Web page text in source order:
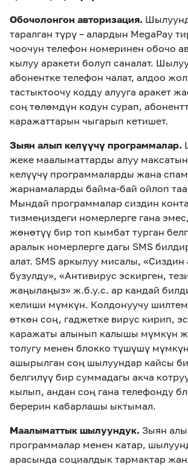
Обочолонгон авторизация.
таралган түрү – алардын MegaPay
чоочун телефон номеринен обочо
кылуу аракети болуп саналат.
абонентке телефон чалат, алдоо
тастыктоочу кодду алууга аракет
соң төлөмдүн кодун сурап,
каражаттарын чыгарып кетишет.
Зыян алып келүүчү программалар.
жеке маалыматтарды алуу
келүүчү программаларды жана
жарнамаларды байма-бай ойлоп
Мындай программалар сиздин
тизмеңиздеги номерлерге гана
жөнөтүү бир топ кымбат турган
аралык номерлерге дагы SMS
алат. SMS аркылуу мисалы, «Сиздин
бузулду», «Антивирус эскирген,
жаңылаңыз» ж.б.у.с. ар кандай
келиши мүмкүн. Колдонуучу
өткөн соң, гаджетке вирус кирип,
каражаты алынып калышы мүмкүн
толугу менен блокко түшүшү
ашырылган соң шылуундар кайсы
белгилүү бир суммадагы акча
кылып, андан соң гана телефонду
берерин кабарлашы ыктымал.
Маалыматтык шылуундук. Зыян
программалар менен катар,
арасында социалдык тармактар